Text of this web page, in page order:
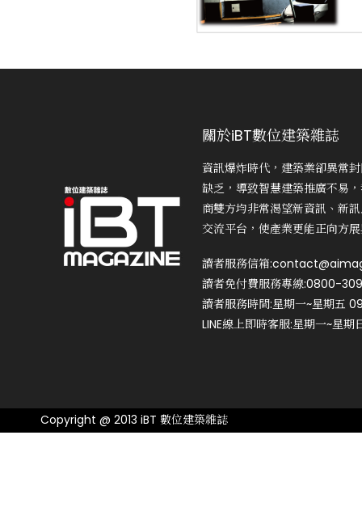
關於iBT數位建築雜誌
資訊爆炸時代，建築業卻異常
缺乏，導致智慧建築推廣不易
商雙方均非常渴望新資訊、新
交流平台，使產業更能正向方
讀者服務信箱
讀者免付費服務專線:0800-
讀者服務時間:星期一~星期五
LINE線上即時客服:星期一~星
Copyright @ 2013 iBT 數位建築雜誌